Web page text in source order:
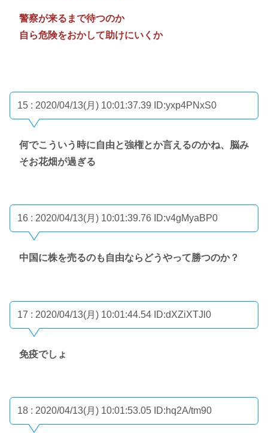
警察が来るまで待つのか
自ら危険をおかして助けにいくか
15 : 2020/04/13(月) 10:01:37.39 ID:yxp4PNxS0
何でこういう時に自由と強権とか言えるのかね、脳み
そお花畑が過ぎる
16 : 2020/04/13(月) 10:01:39.76 ID:v4gMyaBP0
中国に株を売るのも自由ならどうやって勝つのか？
17 : 2020/04/13(月) 10:01:44.54 ID:dXZiXTJl0
免疫でしょ
18 : 2020/04/13(月) 10:01:53.05 ID:hq2A/tm90